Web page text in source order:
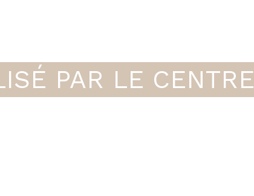
PAR LE CENTRE